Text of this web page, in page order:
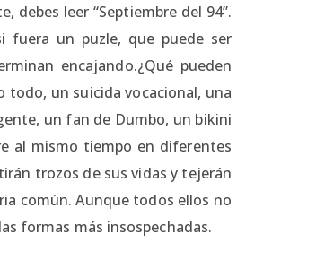
debes leer “Septiembre del 94”.
fuera un puzle, que puede ser
encajando.¿Qué pueden
todo, un suicida vocacional, una
un fan de Dumbo, un bikini
al mismo tiempo en diferentes
trozos de sus vidas y tejerán
común. Aunque todos ellos no
formas más insospechadas.